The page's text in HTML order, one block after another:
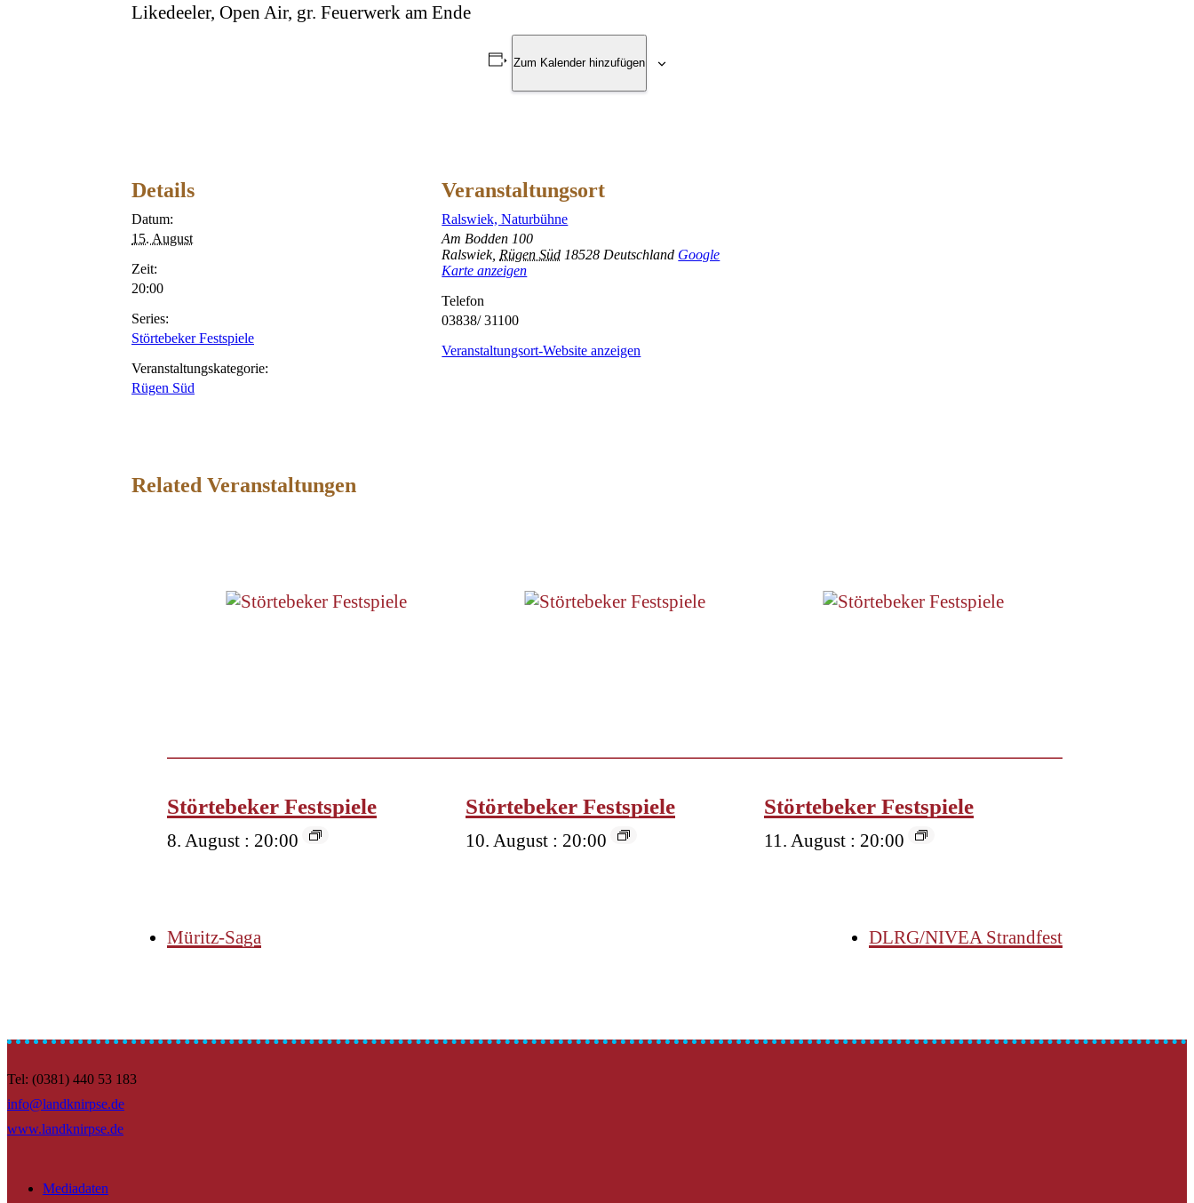
Likedeeler, Open Air, gr. Feuerwerk am Ende
Zum Kalender hinzufügen
Details
Datum:
15. August
Zeit:
20:00
Series:
Störtebeker Festspiele
Veranstaltungskategorie:
Rügen Süd
Veranstaltungsort
Ralswiek, Naturbühne
Am Bodden 100
Ralswiek, Rügen Süd 18528 Deutschland Google
Karte anzeigen
Telefon
03838/ 31100
Veranstaltungsort-Website anzeigen
Related Veranstaltungen
Störtebeker Festspiele
8. August : 20:00
Störtebeker Festspiele
10. August : 20:00
Störtebeker Festspiele
11. August : 20:00
Müritz-Saga DLRG/NIVEA Strandfest
Tel: (0381) 440 53 183
info@landknirpse.de
www.landknirpse.de
Mediadaten